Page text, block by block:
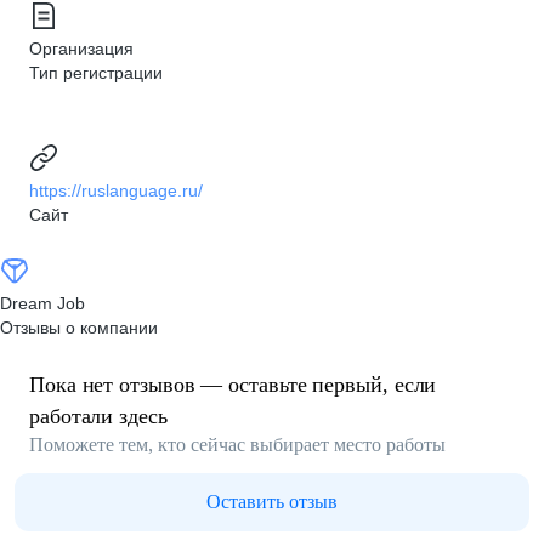
Организация
Тип регистрации
https://ruslanguage.ru/
Сайт
Dream Job
Отзывы о компании
Пока нет отзывов — оставьте первый, если
работали здесь
Поможете тем, кто сейчас выбирает место работы
Оставить отзыв